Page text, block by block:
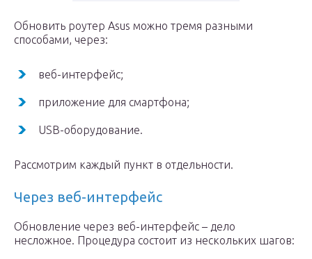
Обновить роутер Asus можно тремя разными
способами, через:
веб-интерфейс;
приложение для смартфона;
USB-оборудование.
Рассмотрим каждый пункт в отдельности.
Через веб-интерфейс
Обновление через веб-интерфейс – дело
несложное. Процедура состоит из нескольких шагов: